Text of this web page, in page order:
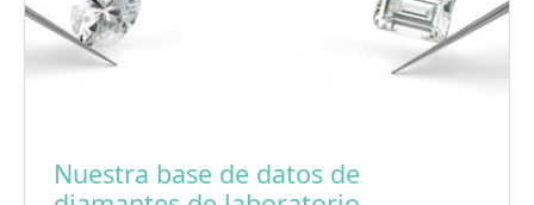
Nuestra base de datos de